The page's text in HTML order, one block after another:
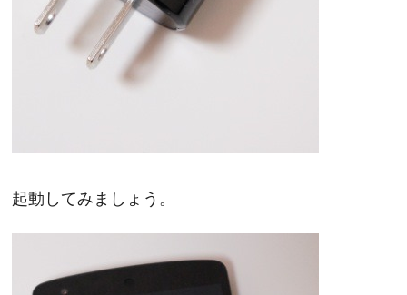
起動してみましょう。